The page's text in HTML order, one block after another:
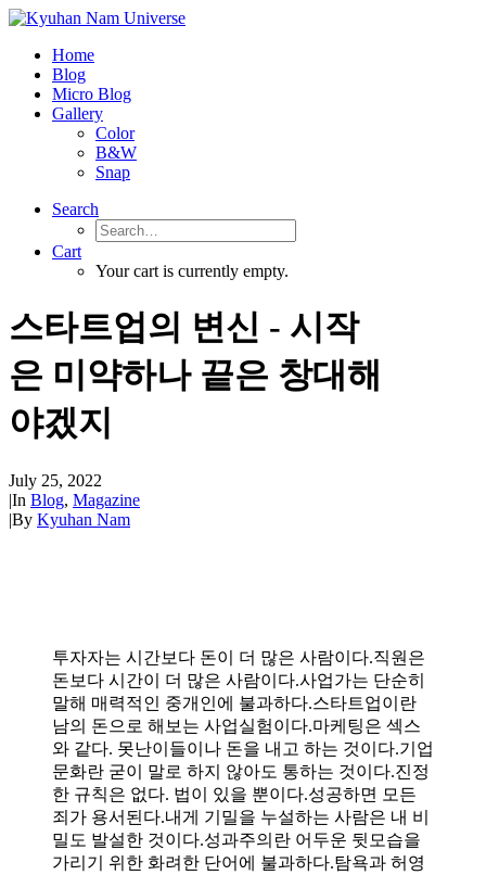
Home
Blog
Micro Blog
Gallery
Color
B&W
Snap
Search
Cart
Your cart is currently empty.
스타트업의 변신 - 시작
은 미약하나 끝은 창대해
야겠지
July 25, 2022
|In Blog, Magazine
|By Kyuhan Nam
투자자는 시간보다 돈이 더 많은 사람이다.직원은
돈보다 시간이 더 많은 사람이다.사업가는 단순히
말해 매력적인 중개인에 불과하다.스타트업이란
남의 돈으로 해보는 사업실험이다.마케팅은 섹스
와 같다. 못난이들이나 돈을 내고 하는 것이다.기업
문화란 굳이 말로 하지 않아도 통하는 것이다.진정
한 규칙은 없다. 법이 있을 뿐이다.성공하면 모든
죄가 용서된다.내게 기밀을 누설하는 사람은 내 비
밀도 발설한 것이다.성과주의란 어두운 뒷모습을
가리기 위한 화려한 단어에 불과하다.탐욕과 허영